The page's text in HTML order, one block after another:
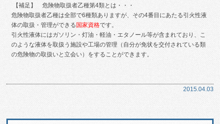
【補足】 危険物取扱者乙種第4類とは・・・
危険物取扱者乙種は全部で6種類ありますが、その4番目にあたる引火性液
体の取扱・管理ができる 国家資格です。
引火性液体にはガソリン・灯油・軽油・エタノール等が含まれており、こ
のような液体を取扱う施設や工場の管理（自分が免状を交付されている類
の危険物の取扱いと立会い）をすることができます。
2015.04.03